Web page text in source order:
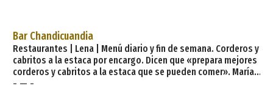
platos. Nuestra carta es
Bar Chandicuandia
Restaurantes | Lena | Menú diario y fin de semana. Corderos y
cabritos a la estaca por encargo. Dicen que «prepara mejores
corderos y cabritos a la estaca que se pueden comer». María
Jesús Delgado y Daniel García regentan en Los Pontones el
- — -